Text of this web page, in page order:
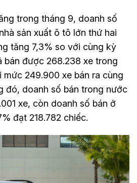
trong tháng 9, doanh số
sản xuất ô tô lớn thứ hai
tăng 7,3% so với cùng kỳ
bán được 268.238 xe trong
249.900 xe bán ra cùng
đó, doanh số bán trong nước
xe, còn doanh số bán ở
đạt 218.782 chiếc.